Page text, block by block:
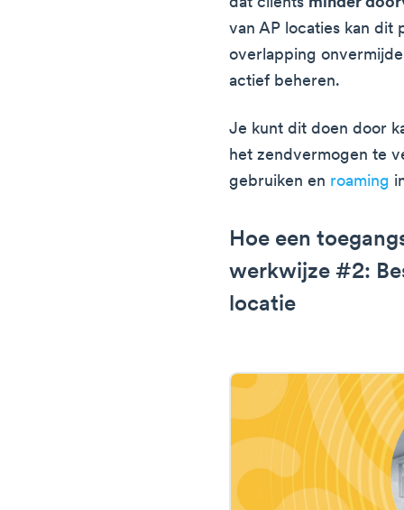
van AP locaties kan dit
overlapping
actief beheren.
Je kunt dit doen door
het zendvermogen te
gebruiken en roaming
Hoe een
werkwijze #2:
locatie